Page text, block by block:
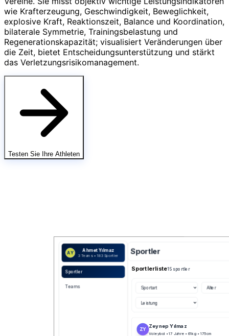
wie Krafterzeugung, Geschwindigkeit, Beweglichkeit,
explosive Kraft, Reaktionszeit, Balance und Koordination,
bilaterale Symmetrie, Trainingsbelastung und
Regenerationskapazität; visualisiert Veränderungen über
die Zeit, bietet Entscheidungsunterstützung und stärkt
das Verletzungsrisikomanagement.
Testen Sie Ihre Athleten